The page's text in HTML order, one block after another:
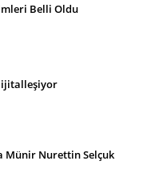
Belli Oldu
Münir Nurettin Selçuk